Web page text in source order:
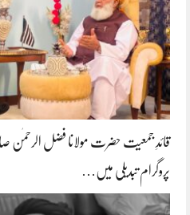
پروگرام تبدیلی میں…